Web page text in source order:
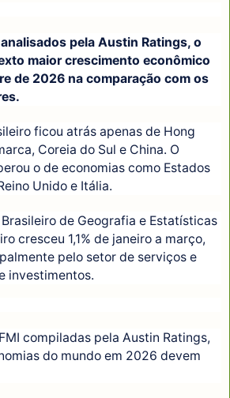
pela Austin Ratings, o
maior crescimento econômico
de 2026 na comparação com os
ficou atrás apenas de Hong
Coreia do Sul e China. O
o de economias como Estados
Unido e Itália.
de Geografia e Estatísticas
cresceu 1,1% de janeiro a março,
pelo setor de serviços e
investimentos.
compiladas pela Austin Ratings,
do mundo em 2026 devem